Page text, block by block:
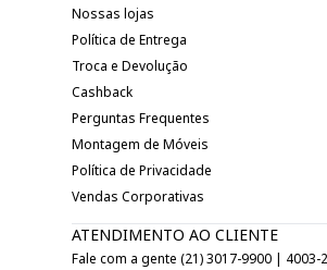
Nossas lojas
Política de Entrega
Troca e Devolução
Cashback
Perguntas Frequentes
Montagem de Móveis
Política de Privacidade
Vendas Corporativas
ATENDIMENTO AO CLIENTE
Fale com a gente (21) 3017-9900 | 4003-